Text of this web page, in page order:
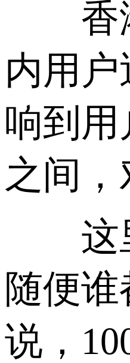
香港
内用
响到用
之间
这里
随便
说，